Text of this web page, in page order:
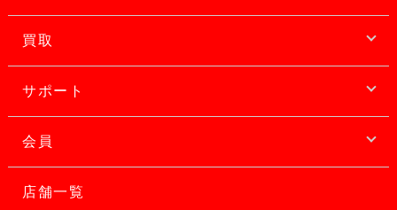
買取
サポート
会員
店舗一覧